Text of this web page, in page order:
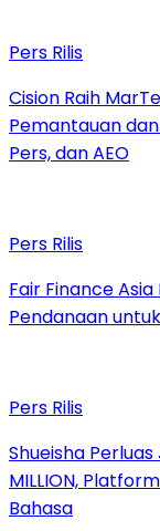
Pers Rilis
Cision Raih
Pemantauan dan
Pers, dan AEO
Pers Rilis
Fair Finance
Pendanaan
Pers Rilis
Shueisha
MILLION,
Bahasa